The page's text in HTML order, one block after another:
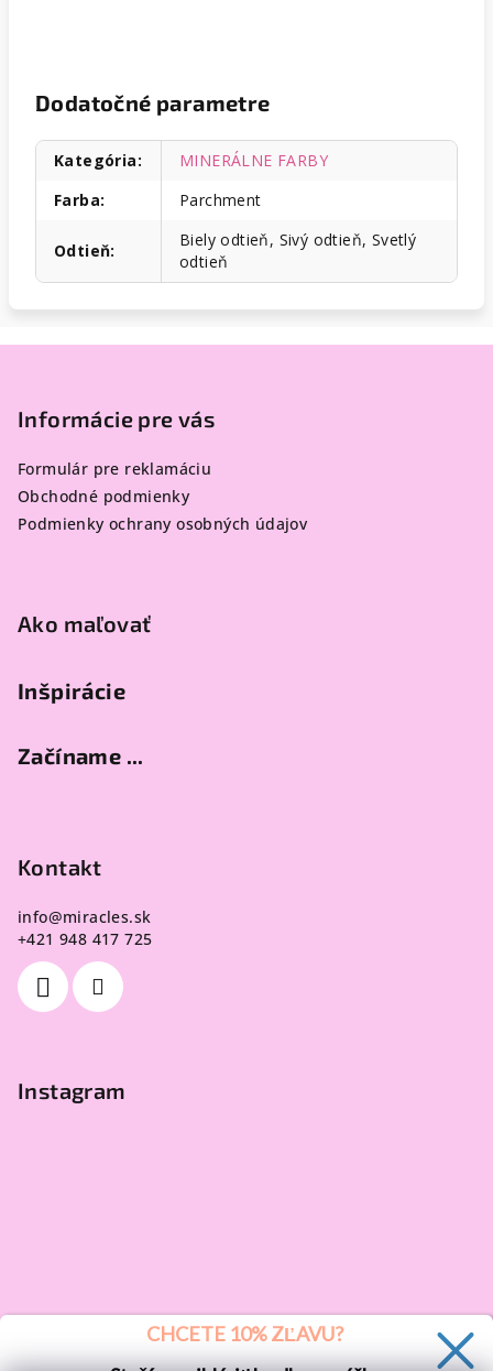
Dodatočné parametre
Kategória:
MINERÁLNE FARBY
Farba: Parchment
Odtieň:
Biely odtieň, Sivý odtieň, Svetlý
odtieň
Informácie pre vás
Formulár pre reklamáciu
Obchodné podmienky
Podmienky ochrany osobných údajov
Ako maľovať
Inšpirácie
Začíname ...
Kontakt
info@miracles.sk
+421 948 417 725
Instagram
CHCETE 10% ZĽAVU?